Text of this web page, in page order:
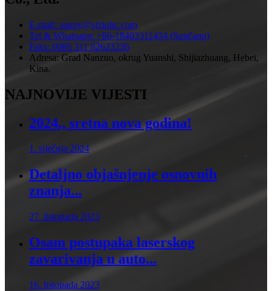
E-mail: sunny@sjztqhc.com
Tel & Whatsapp: +86-18403311434 (Sunčano)
Faks: 0086 311 82623236
Adresa: Grad Nanzuo, okrug Yuanshi, Shijiazhuang, Hebei,
Kina.
NAJNOVIJE VIJESTI
2024., sretna nova godina!
1. siječnja 2024
Detaljno objašnjenje osnovnih
znanja...
27. listopada 2023
Osam postupaka laserskog
zavarivanja u auto...
16. listopada 2023